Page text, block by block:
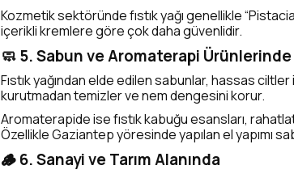
Kozmetik sektöründe fıstık yağı genellikle
içerikli kremlere göre çok daha güvenlidir.
🧼 5. Sabun ve Aromaterapi Ürünlerinde
Fıstık yağından elde edilen sabunlar, hassas
kurutmadan temizler ve nem dengesini korur.
Aromaterapide ise fıstık kabuğu esansları,
Özellikle Gaziantep yöresinde yapılan el yapımı
🪵 6. Sanayi ve Tarım Alanında